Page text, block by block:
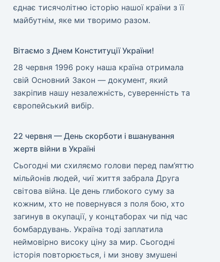
єднає тисячолітню історію нашої країни з її
майбутнім, яке ми творимо разом.
Вітаємо з Днем Конституції України!
​28 червня 1996 року наша країна отримала
свій Основний Закон — документ, який
закріпив нашу незалежність, суверенність та
європейський вибір.
22 червня — День скорботи і вшанування
жертв війни в Україні
​Сьогодні ми схиляємо голови перед пам’яттю
мільйонів людей, чиї життя забрала Друга
світова війна. Це день глибокого суму за
кожним, хто не повернувся з поля бою, хто
загинув в окупації, у концтаборах чи під час
бомбардувань. Україна тоді заплатила
неймовірно високу ціну за мир. ​Сьогодні
історія повторюється, і ми знову змушені